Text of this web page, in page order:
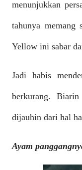
menunjukkan
tahunya
Yellow ini sabar
Jadi habis
berkurang.
dijauhin dari hal
Ayam